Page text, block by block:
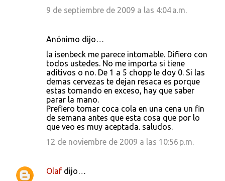
9 de septiembre de 2009 a las 4:04 a.m.
Anónimo dijo…
la isenbeck me parece intomable. Difiero con
todos ustedes. No me importa si tiene
aditivos o no. De 1 a 5 chopp le doy 0. Si las
demas cervezas te dejan resaca es porque
estas tomando en exceso, hay que saber
parar la mano.
Prefiero tomar coca cola en una cena un fin
de semana antes que esta cosa que por lo
que veo es muy aceptada. saludos.
12 de noviembre de 2009 a las 10:56 p.m.
Olaf dijo…